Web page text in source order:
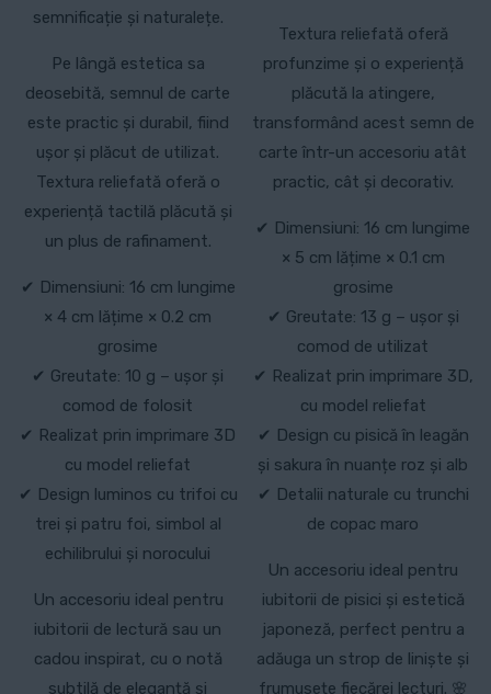
semnificație și naturalețe.
Pe lângă estetica sa
deosebită, semnul de carte
este practic și durabil, fiind
ușor și plăcut de utilizat.
Textura reliefată oferă o
experiență tactilă plăcută și
un plus de rafinament.
✔ Dimensiuni: 16 cm lungime
× 4 cm lățime × 0.2 cm
grosime
✔ Greutate: 10 g – ușor și
comod de folosit
✔ Realizat prin imprimare 3D
cu model reliefat
✔ Design luminos cu trifoi cu
trei și patru foi, simbol al
echilibrului și norocului
Un accesoriu ideal pentru
iubitorii de lectură sau un
cadou inspirat, cu o notă
subtilă de eleganță și
Textura reliefată oferă
profunzime și o experiență
plăcută la atingere,
transformând acest semn de
carte într-un accesoriu atât
practic, cât și decorativ.
✔ Dimensiuni: 16 cm lungime
× 5 cm lățime × 0.1 cm
grosime
✔ Greutate: 13 g – ușor și
comod de utilizat
✔ Realizat prin imprimare 3D,
cu model reliefat
✔ Design cu pisică în leagăn
și sakura în nuanțe roz și alb
✔ Detalii naturale cu trunchi
de copac maro
Un accesoriu ideal pentru
iubitorii de pisici și estetică
japoneză, perfect pentru a
adăuga un strop de liniște și
frumusețe fiecărei lecturi. 🌸